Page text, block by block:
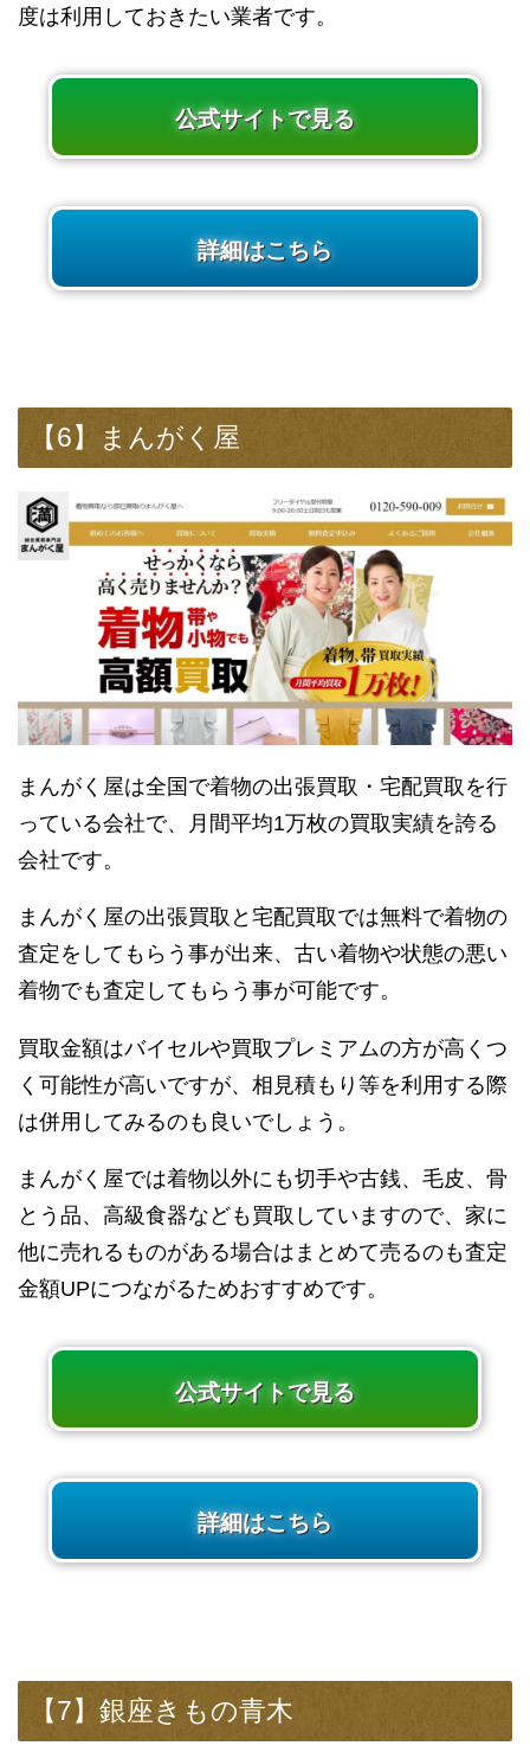
度は利用しておきたい業者です。
公式サイトで見る
詳細はこちら
【6】まんがく屋
まんがく屋は全国で着物の出張買取・宅配買取を行
っている会社で、月間平均1万枚の買取実績を誇る
会社です。
まんがく屋の出張買取と宅配買取では無料で着物の
査定をしてもらう事が出来、古い着物や状態の悪い
着物でも査定してもらう事が可能です。
買取金額はバイセルや買取プレミアムの方が高くつ
く可能性が高いですが、相見積もり等を利用する際
は併用してみるのも良いでしょう。
まんがく屋では着物以外にも切手や古銭、毛皮、骨
とう品、高級食器なども買取していますので、家に
他に売れるものがある場合はまとめて売るのも査定
金額UPにつながるためおすすめです。
公式サイトで見る
詳細はこちら
【7】銀座きもの青木